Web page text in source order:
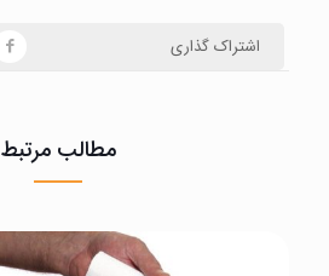
اشتراک گذاری
مطالب مرتبط